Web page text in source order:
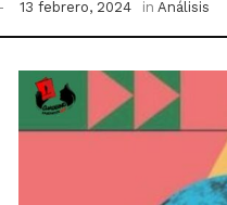
13 febrero, 2024 in Análisis